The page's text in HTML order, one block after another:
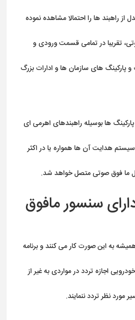
از راهبند ها را احتمالا مشاهده نموده
تقریبا در تمامی قسمت ورودی و
پارکینگ های سازمان ها و ادارات بزرگ
ها بوسیله راهبندهای اهرمی ای
هدایت آن ها همواره یا در اکثر
ما فوق صوتی متصل خواهد شد.
سنسور مافوق
به این صورت کار می کنند و برنامه
اجازه تردد در مواردی به غیر از
مورد نظر تردد ننمایند.